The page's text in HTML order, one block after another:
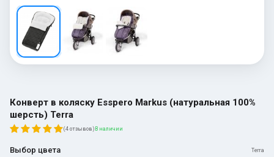
Конверт в коляску Esspero Markus (натуральная 100%
шерсть) Terra
(4 отзывов) В наличии
Выбор цвета Terra